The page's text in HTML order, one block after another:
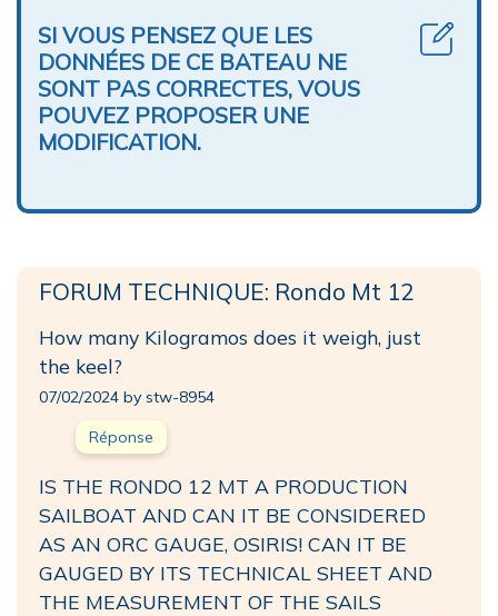
SI VOUS PENSEZ QUE LES
DONNÉES DE CE BATEAU NE
SONT PAS CORRECTES, VOUS
POUVEZ PROPOSER UNE
MODIFICATION.
FORUM TECHNIQUE: Rondo Mt 12
How many Kilogramos does it weigh, just
the keel?
07/02/2024 by stw-8954
Réponse
IS THE RONDO 12 MT A PRODUCTION
SAILBOAT AND CAN IT BE CONSIDERED
AS AN ORC GAUGE, OSIRIS! CAN IT BE
GAUGED BY ITS TECHNICAL SHEET AND
THE MEASUREMENT OF THE SAILS